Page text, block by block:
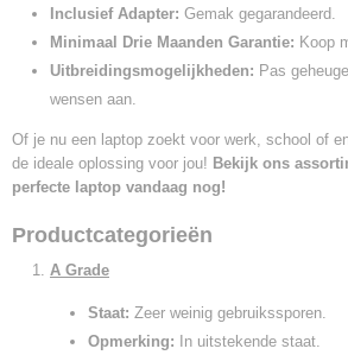
Inclusief Adapter: Gemak gegarandeerd.
Minimaal Drie Maanden Garantie: Koop
Uitbreidingsmogelijkheden: Pas
wensen aan.
Of je nu een laptop zoekt voor werk, school of
de ideale oplossing voor jou! Bekijk ons
perfecte laptop vandaag nog!
Productcategorieën
A Grade
Staat: Zeer weinig gebruikssporen.
Opmerking: In uitstekende staat.